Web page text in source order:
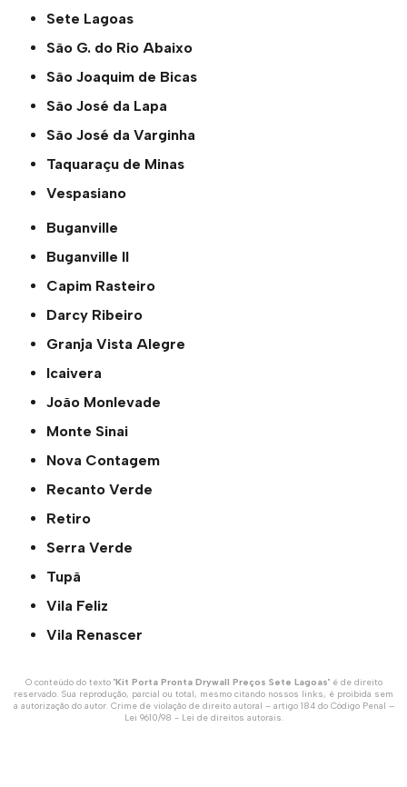
Sete Lagoas
São G. do Rio Abaixo
São Joaquim de Bicas
São José da Lapa
São José da Varginha
Taquaraçu de Minas
Vespasiano
Buganville
Buganville ll
Capim Rasteiro
Darcy Ribeiro
Granja Vista Alegre
Icaivera
João Monlevade
Monte Sinai
Nova Contagem
Recanto Verde
Retiro
Serra Verde
Tupã
Vila Feliz
Vila Renascer
O conteúdo do texto "Kit Porta Pronta Drywall Preços Sete Lagoas" é de direito
reservado. Sua reprodução, parcial ou total, mesmo citando nossos links, é proibida sem
a autorização do autor. Crime de violação de direito autoral – artigo 184 do Código Penal –
Lei 9610/98 - Lei de direitos autorais.